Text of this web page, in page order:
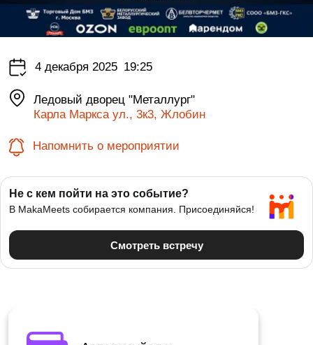
4 декабря 2025 19:25
Ледовый дворец "Металлург"
Карла Маркса ул., 3к3, Жлобин
Напомнить о мероприятии